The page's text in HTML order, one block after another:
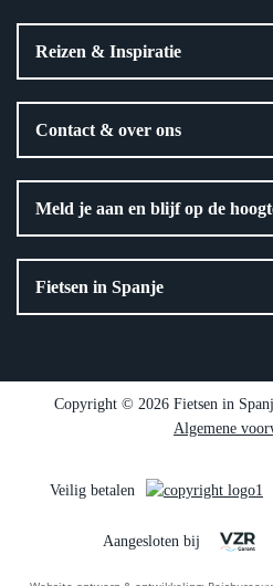
Reizen & Inspiratie
Contact & over ons
Meld je aan en blijf op de
Fietsen in Spanje
Copyright © 2026 Fietsen in
Algemene
Veilig betalen
Aangesloten bij